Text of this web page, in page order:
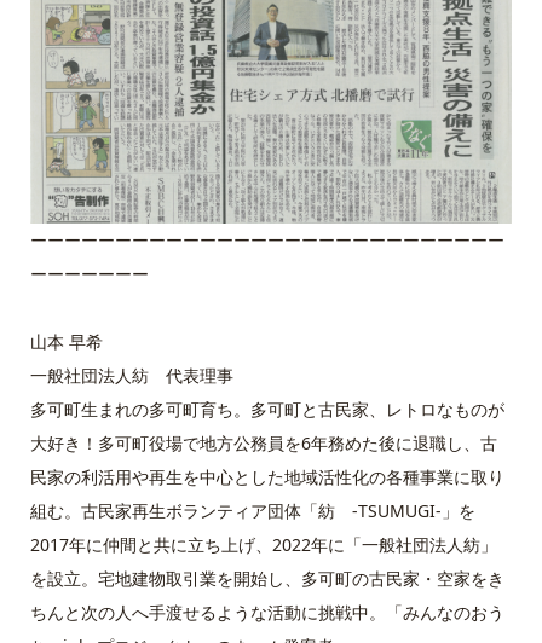
ーーーーーーーーーーーーーーーーーーーーーーーーーーーー
ーーーーーーー
山本 早希
一般社団法人紡 代表理事
多可町生まれの多可町育ち。多可町と古民家、レトロなものが
大好き！多可町役場で地方公務員を6年務めた後に退職し、古
民家の利活用や再生を中心とした地域活性化の各種事業に取り
組む。古民家再生ボランティア団体「紡 -TSUMUGI-」を
2017年に仲間と共に立ち上げ、2022年に「一般社団法人紡」
を設立。宅地建物取引業を開始し、多可町の古民家・空家をき
ちんと次の人へ手渡せるような活動に挑戦中。「みんなのおう